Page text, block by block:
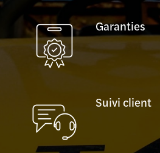
Garanties
Suivi client